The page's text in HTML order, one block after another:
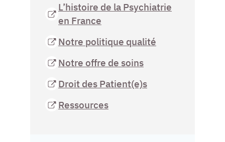
L’histoire de la Psychiatrie
en France
Notre politique qualité
Notre offre de soins
Droit des Patient(e)s
Ressources